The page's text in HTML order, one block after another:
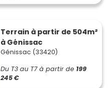
Terrain à partir de 504m²
à Génissac
Génissac (33420)
Du T3 au T7 à partir de 199
245 €